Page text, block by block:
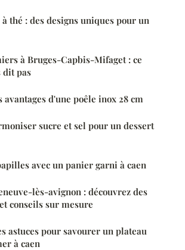
thé : des designs uniques pour un
à Bruges-Capbis-Mifaget : ce
dit pas
avantages d'une poêle inox 28 cm
sucre et sel pour un dessert
avec un panier garni à caen
lès-avignon : découvrez des
conseils sur mesure
astuces pour savourer un plateau
à caen